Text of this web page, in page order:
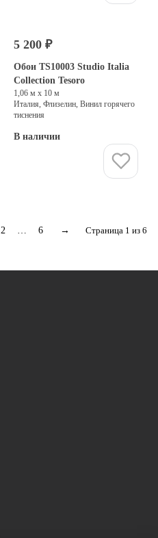
5 200 ₽
Обои TS10003 Studio Italia
Collection Tesoro
1,06 м х 10 м
Италия, Флизелин, Винил горячего
тиснения
В наличии
2 … 6 → Страница 1 из 6